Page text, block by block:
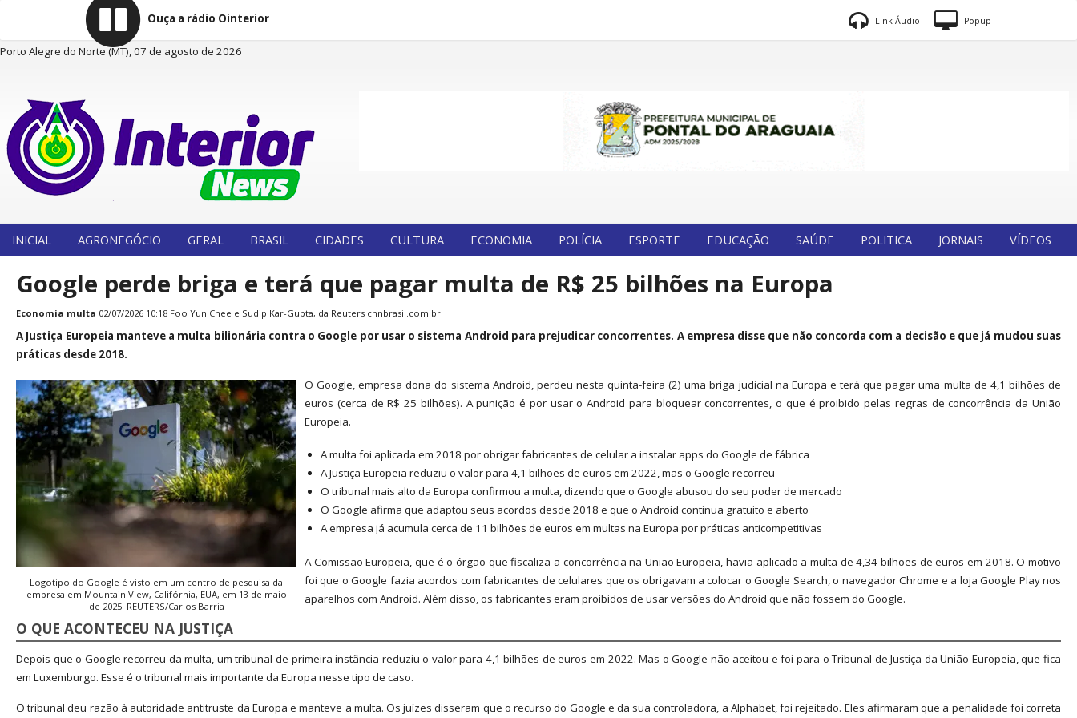
Ouça a rádio Ointerior Link Áudio Popup